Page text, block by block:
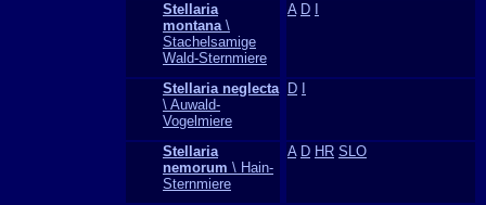
Stellaria
montana\
Stachelsamige
Wald-Sternmiere
A D
Stellaria neglecta
\ Auwald-
Vogelmiere
D
Stellaria
nemorum \ Hain-
Sternmiere
A D HR SLO